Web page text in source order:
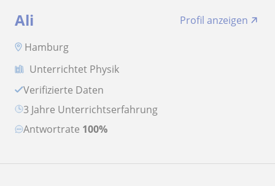
Ali
Profil anzeigen
Hamburg
Unterrichtet Physik
Verifizierte Daten
3 Jahre Unterrichtserfahrung
Antwortrate 100%